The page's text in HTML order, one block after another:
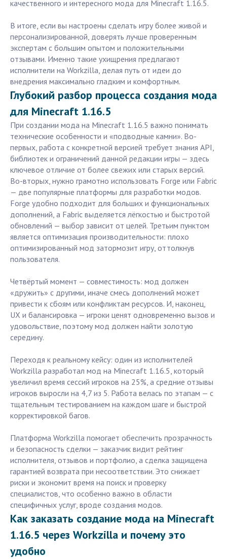
качественного и интересного мода для Minecraft 1.16.5.
В итоге, если вы настроены сделать игру более живой и
персонализированной, доверять лучше проверенным
экспертам с большим опытом и положительными
отзывами. Именно такие ухищрения предлагают
исполнители на Workzilla, делая путь от идеи до
внедрения максимально гладким и комфортным.
Глубокий разбор процесса создания мода
для Minecraft 1.16.5
При создании мода на Minecraft 1.16.5 важно понимать
технические особенности и «подводные камни». Во-
первых, работа с конкретной версией требует знания API,
библиотек и ограничений данной редакции игры — здесь
ключевое отличие от более свежих или старых версий.
Во-вторых, нужно грамотно использовать Forge или Fabric
— две популярные платформы для разработки модов.
Forge удобно подходит для больших и функциональных
дополнений, а Fabric выделяется лёгкостью и быстротой
обновлений — выбор зависит от целей. Третьим пунктом
является оптимизация производительности: плохо
оптимизированный мод затормозит игру, оттолкнув
пользователя.
Четвёртый момент — совместимость: мод должен
«дружить» с другими, иначе смесь дополнений может
привести к сбоям или конфликтам ресурсов. И, наконец,
UX и балансировка — игроки ценят одновременно вызов и
удовольствие, поэтому мод должен найти золотую
середину.
Переходя к реальному кейсу: один из исполнителей
Workzilla разработал мод на Minecraft 1.16.5, который
увеличил время сессий игроков на 25%, а средние отзывы
игроков выросли на 4,7 из 5. Работа велась по этапам — с
тщательным тестированием на каждом шаге и быстрой
корректировкой багов.
Платформа Workzilla помогает обеспечить прозрачность
и безопасность сделки — заказчик видит рейтинг
исполнителя, отзывов и портфолио, а сделка защищена
гарантией возврата при несоответствии. Это снижает
риски и экономит время на поиск и проверку
специалистов, что особенно важно в области
специфичных услуг, вроде создания модов.
Как заказать создание мода на Minecraft
1.16.5 через Workzilla и почему это
удобно